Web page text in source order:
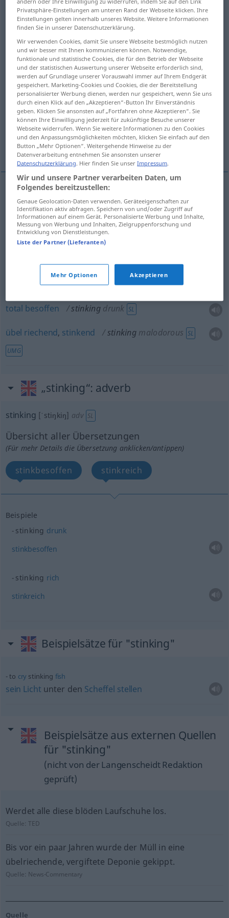
Übersicht aller Übersetzungen
(Für mehr Details die Übersetzung anklicken/antippen)
übel riechend, stinkend
widerlich, unanständig, anstößig, schmutzig,
gemein
total besoffen, übel riechend, stinkend
scheußlich
übel riechend,stinkend stinkingfoul-smelling
widerlich,unanständig,anstößig
total besoffen stinking drunk SL
übel riechend, stinkend stinking malodorous SL
UMG
„stinking“: adverb
stinking [ˈstiŋkiŋ] adv SL
Übersicht aller Übersetzungen
(Für mehr Details die Übersetzung anklicken/antippen)
stinkbesoffen stinkreich
Beispiele
stinking drunk
stinkbesoffen
stinking rich
stinkreich
Beispielsätze für "stinking"
to cry stinking fish
sein Licht unter den Scheffel stellen
Beispielsätze aus externen Quellen
für "stinking"
(nicht von der Langenscheidt Redaktion
geprüft)
Werdet alle diese blöden Laufschuhe los.
Quelle:TED
Bis vor ein paar Jahren wurde der Müll in eine
übelriechende, vergiftete Deponie gekippt.
Quelle: News-Commentary
Quelle
Privatsphäre-Einstellungen am unteren Rand der Webseite klicken. Ihre
Einstellungen gelten innerhalb unseres Website. Weitere Informationen
finden Sie in unserer Datenschutzerklärung.
Wir verwenden Cookies, damit Sie unsere Webseite bestmöglich nutzen
und wir besser mit Ihnen kommunizieren können. Notwendige,
funktionale und statistische Cookies, die für den Betrieb der Webseite
und der statistischen Auswertung unserer Webseite erforderlich sind,
werden auf Grundlage unserer Vorauswahl immer auf Ihrem Endgerät
gespeichert. Marketing-Cookies und Cookies, die der Bereitstellung
personalisierter Werbung dienen, werden nur gespeichert, wenn Sie uns
durch einen Klick auf den „Akzeptieren“-Button Ihr Einverständnis
geben. Klicken Sie ansonsten auf „Fortfahren ohne Akzeptieren“. Sie
können Ihre Einwilligung jederzeit für zukünftige Besuche unserer
Webseite widerrufen. Wenn Sie weitere Informationen zu den Cookies
und den Anpassungsmöglichkeiten möchten, klicken Sie einfach auf den
Button „Mehr Optionen“. Weitergehende Hinweise zu der
Datenverarbeitung entnehmen Sie ansonsten unserer
Datenschutzerklärung. Hier finden Sie unserImpressum.
Wir und unsere Partner verarbeiten Daten, um
Folgendes bereitzustellen:
Genaue Geolocation-Daten verwenden. Geräteeigenschaften zur
Identifikation aktiv abfragen. Speichern von und/oder Zugriff auf
Informationen auf einem Gerät. Personalisierte Werbung und Inhalte,
Messung von Werbung und Inhalten, Zielgruppenforschung und
Entwicklung von Dienstleistungen.
Liste der Partner (Lieferanten)
Mehr Optionen Akzeptieren